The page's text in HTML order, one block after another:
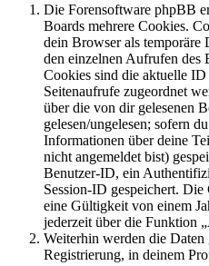
Die Forensoftware phpBB
Boards mehrere Cookies.
dein Browser als temporäre
den einzelnen Aufrufen des
Cookies sind die aktuelle
Seitenaufrufe zugeordnet
über die von dir gelesenen
gelesen/ungelesen; sofern
Informationen über deine
nicht angemeldet bist)
Benutzer-ID, ein
Session-ID gespeichert.
eine Gültigkeit von einem
jederzeit über die Funktion
Weiterhin werden die Daten
Registrierung, in deinem